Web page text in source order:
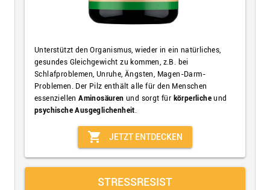
Unterstützt den Organismus, wieder in ein natürliches,
gesundes Gleichgewicht zu kommen, z.B. bei
Schlafproblemen, Unruhe, Ängsten, Magen-Darm-
Problemen. Der Pilz enthält alle für den Menschen
essenziellenAminosäurenund sorgt für körperlicheund
psychische Ausgeglichenheit.
shopping_cart JETZT ENTDECKEN
STRESSRESIST